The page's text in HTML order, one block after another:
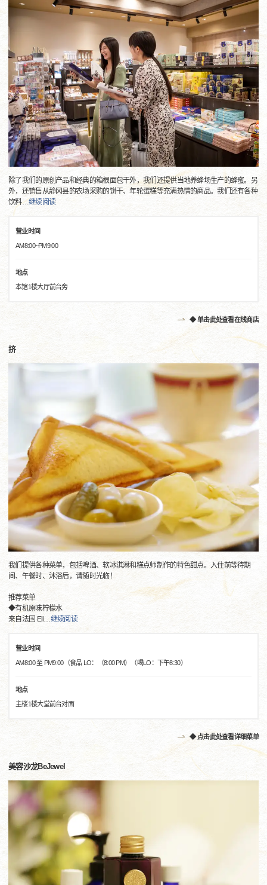
除了我们的原创产品和经典的箱根面包干外，我们还提供当地养蜂场生产的蜂蜜。另
外，还销售从静冈县的农场采购的饼干、年轮蛋糕等充满热情的商品。我们还有各种
饮料…继续阅读
营业时间
AM8:00~PM9:00
地点
本馆1楼大厅前台旁
◆ 单击此处查看在线商店
挤
我们提供各种菜单，包括啤酒、软冰淇淋和糕点师制作的特色甜点。入住前等待期
间、午餐时、沐浴后，请随时光临！
推荐菜单
◆有机原味柠檬水
来自法国 Eli…继续阅读
营业时间
AM8:00 至 PM9:00（食品 LO：（8:00 PM）（喝LO：下午8:30）
地点
主楼1楼大堂前台对面
◆ 点击此处查看详细菜单
美容沙龙BeJewel